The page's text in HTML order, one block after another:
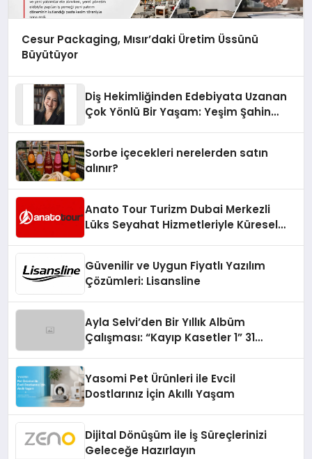
Cesur Packaging, Mısır’daki Üretim Üssünü
Büyütüyor
Diş Hekimliğinden Edebiyata Uzanan
Çok Yönlü Bir Yaşam: Yeşim Şahin
Sorbe içecekleri nerelerden satın
alınır?
Anato Tour Turizm Dubai Merkezli
Lüks Seyahat Hizmetleriyle Küresel
Güvenilir ve Uygun Fiyatlı Yazılım
Çözümleri: Lisansline
Ayla Selvi’den Bir Yıllık Albüm
Çalışması: “Kayıp Kasetler 1” 31
Yasomi Pet Ürünleri ile Evcil
Dostlarınız İçin Akıllı Yaşam
Dijital Dönüşüm ile İş Süreçlerinizi
Geleceğe Hazırlayın